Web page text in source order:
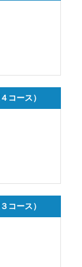
コース）
コース）